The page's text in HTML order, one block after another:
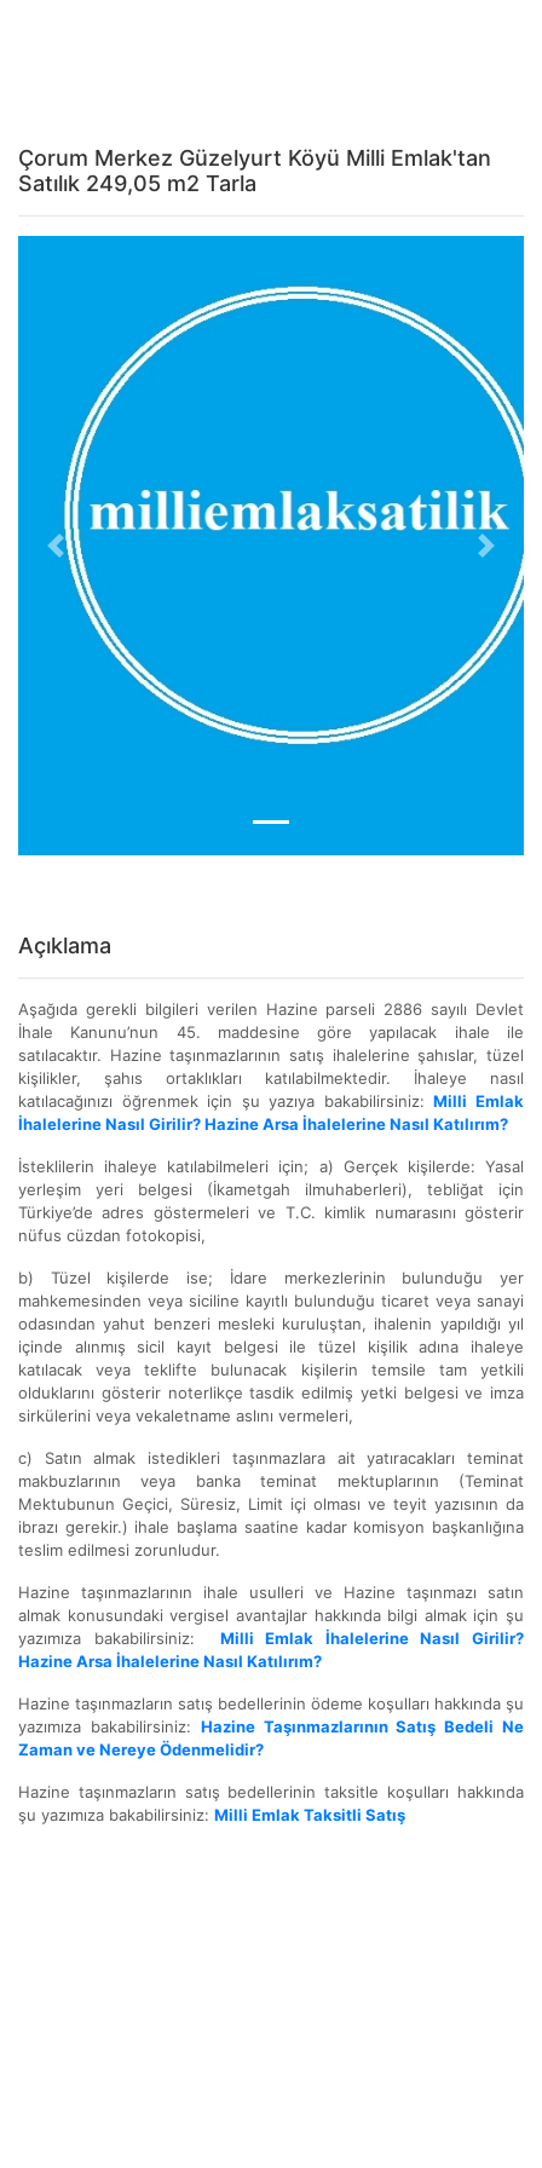
Çorum Merkez Güzelyurt Köyü Milli Emlak'tan
Satılık 249,05 m2 Tarla
Previous Next
Açıklama
Aşağıda gerekli bilgileri verilen Hazine parseli 2886 sayılı Devlet
İhale Kanunu’nun 45. maddesine göre yapılacak ihale ile
satılacaktır. Hazine taşınmazlarının satış ihalelerine şahıslar, tüzel
kişilikler, şahıs ortaklıkları katılabilmektedir. İhaleye nasıl
katılacağınızı öğrenmek için şu yazıya bakabilirsiniz:Milli Emlak
İhalelerine Nasıl Girilir? Hazine Arsa İhalelerine Nasıl Katılırım?
İsteklilerin ihaleye katılabilmeleri için; a) Gerçek kişilerde: Yasal
yerleşim yeri belgesi (İkametgah ilmuhaberleri), tebliğat için
Türkiye’de adres göstermeleri ve T.C. kimlik numarasını gösterir
nüfus cüzdan fotokopisi,
b) Tüzel kişilerde ise; İdare merkezlerinin bulunduğu yer
mahkemesinden veya siciline kayıtlı bulunduğu ticaret veya sanayi
odasından yahut benzeri mesleki kuruluştan, ihalenin yapıldığı yıl
içinde alınmış sicil kayıt belgesi ile tüzel kişilik adına ihaleye
katılacak veya teklifte bulunacak kişilerin temsile tam yetkili
olduklarını gösterir noterlikçe tasdik edilmiş yetki belgesi ve imza
sirkülerini veya vekaletname aslını vermeleri,
c) Satın almak istedikleri taşınmazlara ait yatıracakları teminat
makbuzlarının veya banka teminat mektuplarının (Teminat
Mektubunun Geçici, Süresiz, Limit içi olması ve teyit yazısının da
ibrazı gerekir.) ihale başlama saatine kadar komisyon başkanlığına
teslim edilmesi zorunludur.
Hazine taşınmazlarının ihale usulleri ve Hazine taşınmazı satın
almak konusundaki vergisel avantajlar hakkında bilgi almak için şu
yazımıza bakabilirsiniz: Milli Emlak İhalelerine Nasıl Girilir?
Hazine Arsa İhalelerine Nasıl Katılırım?
Hazine taşınmazların satış bedellerinin ödeme koşulları hakkında şu
yazımıza bakabilirsiniz: Hazine Taşınmazlarının Satış Bedeli Ne
Zaman ve Nereye Ödenmelidir?
Hazine taşınmazların satış bedellerinin taksitle koşulları hakkında
şu yazımıza bakabilirsiniz: Milli Emlak Taksitli Satış